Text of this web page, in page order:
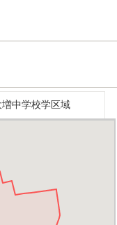
増中学校学区域